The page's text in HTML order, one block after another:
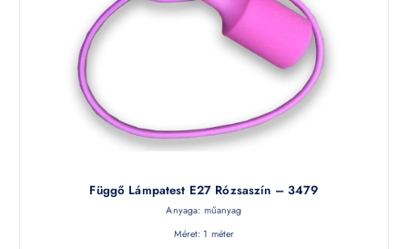
Függő Lámpatest E27 Rózsaszín – 3479
Anyaga: műanyag
Méret: 1 méter